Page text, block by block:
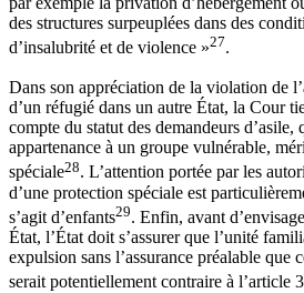
des structures surpeuplées dans des
d’insalubrité et de violence »27.
Dans son appréciation de la violation de
d’un réfugié dans un autre État, la Cour
compte du statut des demandeurs d’asile,
appartenance à un groupe vulnérable,
spéciale28. L’attention portée par les
d’une protection spéciale est
s’agit d’enfants29. Enfin, avant
État, l’État doit s’assurer que l’unité
expulsion sans l’assurance préalable que
serait potentiellement contraire à l’article